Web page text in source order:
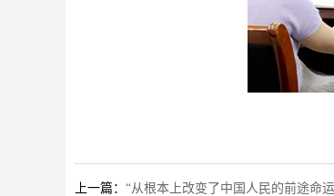
上一篇： “从根本上改变了中国人民的前途命